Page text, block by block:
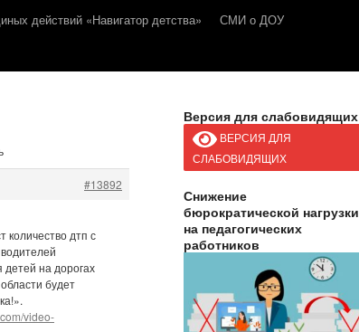
действий «Навигатор детства»
СМИ о ДОУ
#13892
количество дтп с
на дорогах
будет
video-
Версия для слабовидящих
ВЕРСИЯ ДЛЯ
СЛАБОВИДЯЩИХ
Снижение
бюрократической нагрузки
на педагогических
работников